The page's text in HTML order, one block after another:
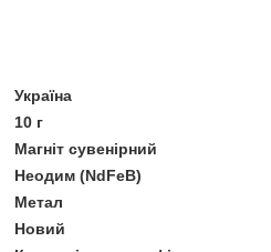
Україна
10 г
Магніт сувенірний
Неодим (NdFeB)
Метал
Новий